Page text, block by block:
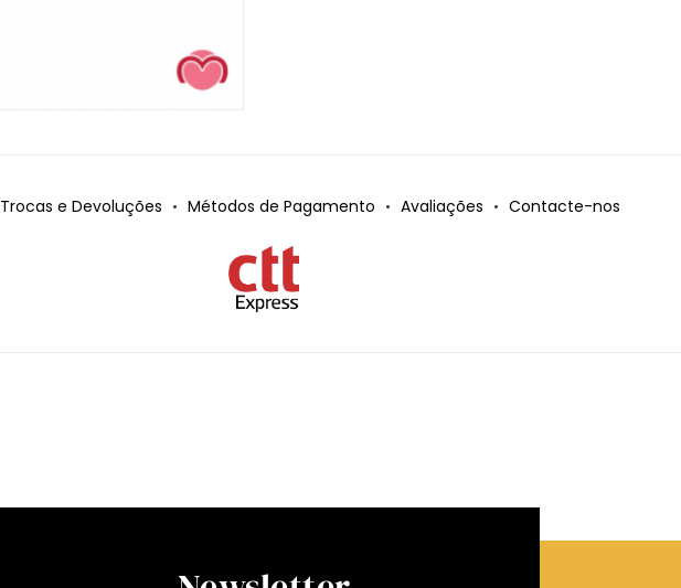
Trocas e Devoluções Métodos de Pagamento Avaliações Contacte-nos